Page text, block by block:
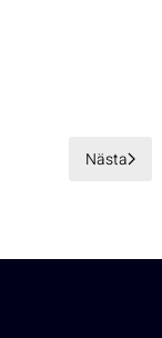
Nästa